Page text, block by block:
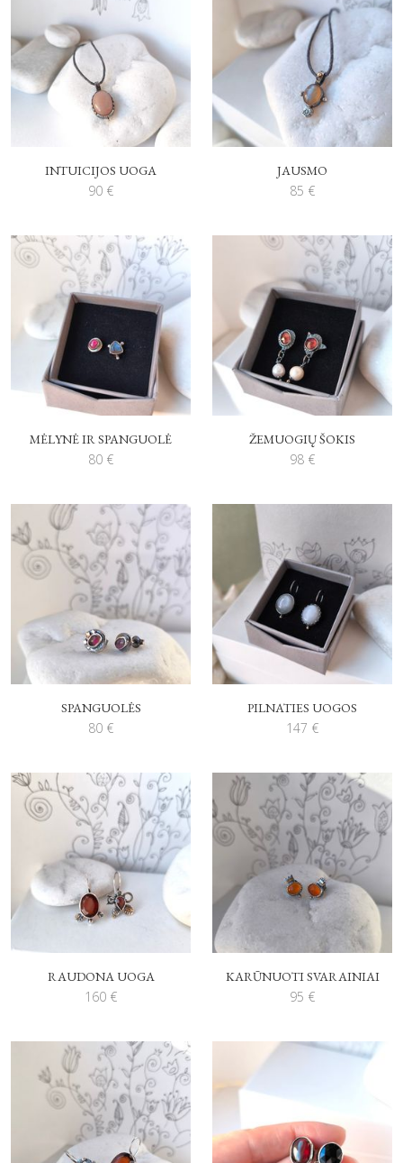
INTUICIJOS UOGA
90 €
JAUSMO
85 €
MĖLYNĖ IR SPANGUOLĖ
80 €
ŽEMUOGIŲ ŠOKIS
98 €
SPANGUOLĖS
80 €
PILNATIES UOGOS
147 €
RAUDONA UOGA
160 €
KARŪNUOTI SVARAINIAI
95 €